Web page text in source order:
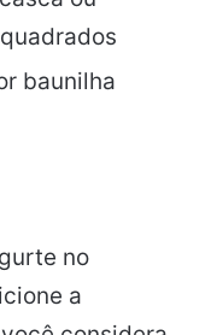
baunilha
no
a